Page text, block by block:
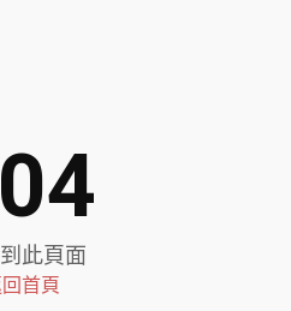
此頁面
首頁